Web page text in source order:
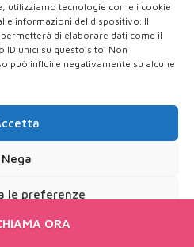
utilizziamo tecnologie come i cookie
informazioni del dispositivo. Il
di elaborare dati come il
unici su questo sito. Non
può influire negativamente su alcune
Nega
le preferenze
Privacy Policy
ORA